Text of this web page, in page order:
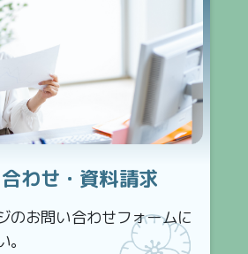
わせ・資料請求
のお問い合わせフォームに